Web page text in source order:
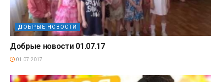
ДОБРЫЕ НОВОСТИ
Добрые новости 01.07.17
01.07.2017